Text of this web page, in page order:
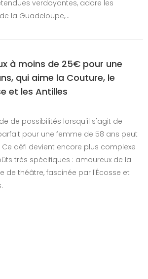
verdoyantes, adore les
la Guadeloupe,…
à moins de 25€ pour une
qui aime la Couture, le
et les Antilles
de possibilités lorsqu'il s'agit de
pour une femme de 58 ans peut
défi devient encore plus complexe
très spécifiques : amoureux de la
de théâtre, fascinée par l'Écosse et